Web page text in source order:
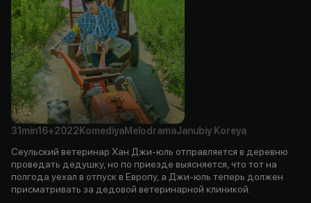
31min16+2022 KomediyaMelodramaJanubiy Koreya
Сеульский ветеринар Хан Джи-юль отправляется в деревню
проведать дедушку, но по приезде выясняется, что тот на
полгода уехал в отпуск в Европу, а Джи-юль теперь должен
присматривать за дедовой ветеринарной клиникой.